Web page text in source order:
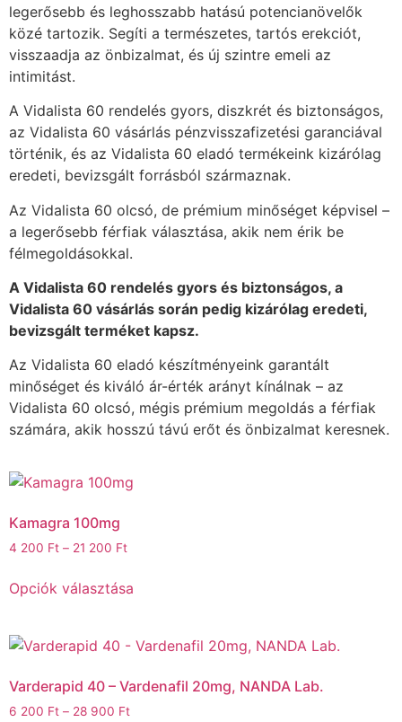
legerősebb és leghosszabb hatású potencianövelők
közé tartozik. Segíti a természetes, tartós erekciót,
visszaadja az önbizalmat, és új szintre emeli az
intimitást.
A Vidalista 60 rendelés gyors, diszkrét és biztonságos,
az Vidalista 60 vásárlás pénzvisszafizetési garanciával
történik, és az Vidalista 60 eladó termékeink kizárólag
eredeti, bevizsgált forrásból származnak.
Az Vidalista 60 olcsó, de prémium minőséget képvisel –
a legerősebb férfiak választása, akik nem érik be
félmegoldásokkal.
A Vidalista 60 rendelés gyors és biztonságos, a
Vidalista 60 vásárlás során pedig kizárólag eredeti,
bevizsgált terméket kapsz.
Az Vidalista 60 eladó készítményeink garantált
minőséget és kiváló ár-érték arányt kínálnak – az
Vidalista 60 olcsó, mégis prémium megoldás a férfiak
számára, akik hosszú távú erőt és önbizalmat keresnek.
Kamagra 100mg
4 200 Ft – 21 200 Ft
Opciók választása
Varderapid 40 – Vardenafil 20mg, NANDA Lab.
6 200 Ft – 28 900 Ft